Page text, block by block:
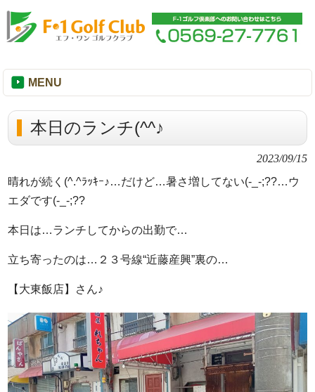
MENU
本日のランチ(^^♪
2023/09/15
晴れが続く(^.^ﾗｯｷｰ♪…だけど…暑さ増してない(-_-;??…ウ
エダです(-_-;??
本日は…ランチしてからの出勤で…
立ち寄ったのは…２３号線“近藤産興”裏の…
【大東飯店】さん♪